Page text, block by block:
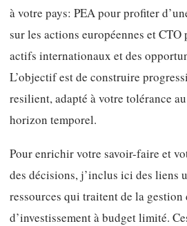
à votre pays: PEA pour profiter
sur les actions européennes et CTO
actifs internationaux et des
L’objectif est de construire
resilient, adapté à votre tolérance
horizon temporel.
Pour enrichir votre savoir-faire et
des décisions, j’inclus ici des liens
ressources qui traitent de la gestion
d’investissement à budget limité.